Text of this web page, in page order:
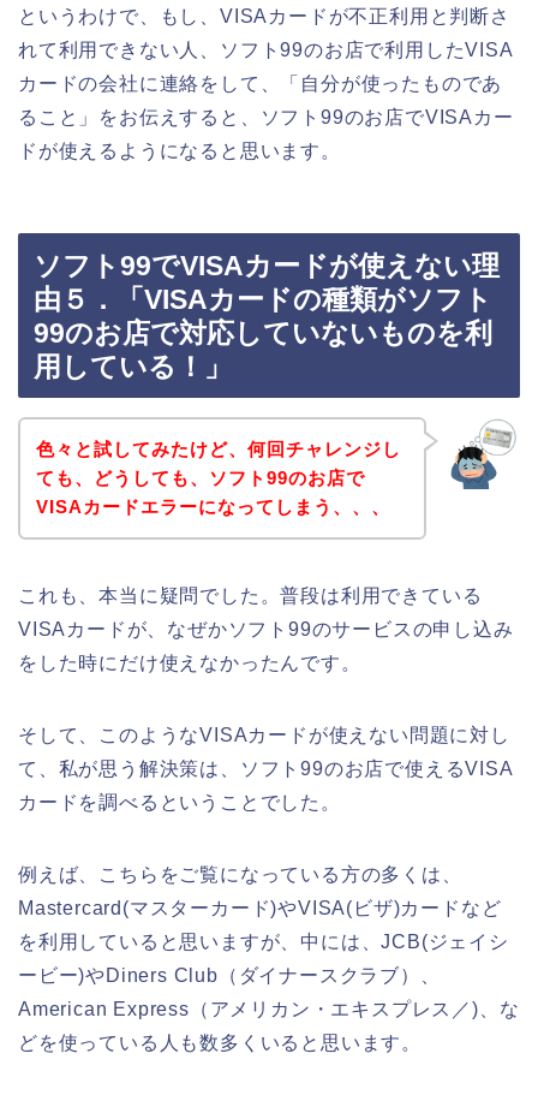
というわけで、もし、VISAカードが不正利用と判断さ
れて利用できない人、ソフト99のお店で利用したVISA
カードの会社に連絡をして、「自分が使ったものであ
ること」をお伝えすると、ソフト99のお店でVISAカー
ドが使えるようになると思います。
ソフト99でVISAカードが使えない理
由５．「VISAカードの種類がソフト
99のお店で対応していないものを利
用している！」
色々と試してみたけど、何回チャレンジし
ても、どうしても、ソフト99のお店で
VISAカードエラーになってしまう、、、
これも、本当に疑問でした。普段は利用できている
VISAカードが、なぜかソフト99のサービスの申し込み
をした時にだけ使えなかったんです。
そして、このようなVISAカードが使えない問題に対し
て、私が思う解決策は、ソフト99のお店で使えるVISA
カードを調べるということでした。
例えば、こちらをご覧になっている方の多くは、
Mastercard(マスターカード)やVISA(ビザ)カードなど
を利用していると思いますが、中には、JCB(ジェイシ
ービー)やDiners Club（ダイナースクラブ）、
American Express（アメリカン・エキスプレス／)、な
どを使っている人も数多くいると思います。